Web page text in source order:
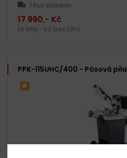
1 kus skladem
17 990,- Kč
14 868,- Kč bez DPH
PPK-115UHC/400 - Pásová